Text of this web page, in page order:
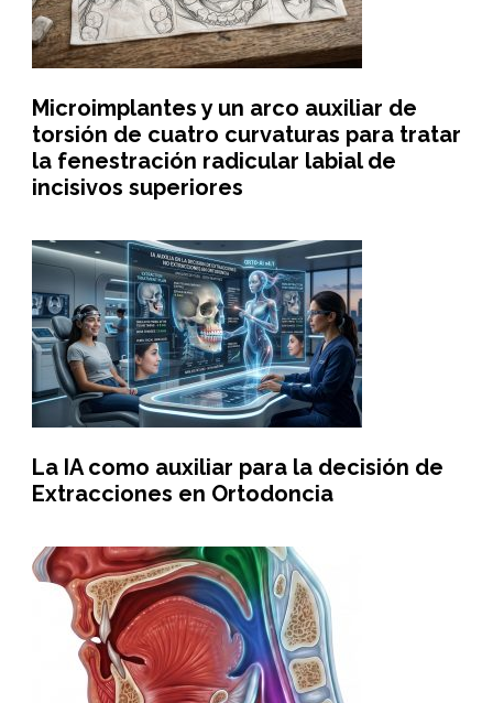
Microimplantes y un arco auxiliar de
torsión de cuatro curvaturas para tratar
la fenestración radicular labial de
incisivos superiores
La IA como auxiliar para la decisión de
Extracciones en Ortodoncia